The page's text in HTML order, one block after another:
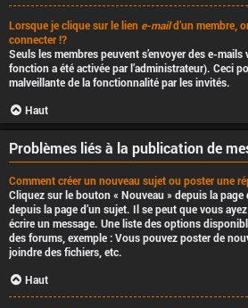
Lorsque je clique sur le lien e-maild’un membre,
connecter !?
Seuls les membres peuvent s’envoyer des e-
fonction a été activée par l’administrateur). Ceci
malveillante de la fonctionnalité par les invités.
Haut
Problèmes liés à la publication de
Comment créer un nouveau sujet ou poster une
Cliquez sur le bouton « Nouveau » depuis la page
depuis la page d’un sujet. Il se peut que vous
écrire un message. Une liste des options
des forums, exemple : Vouspouvezposter de
joindre des fichiers, etc.
Haut